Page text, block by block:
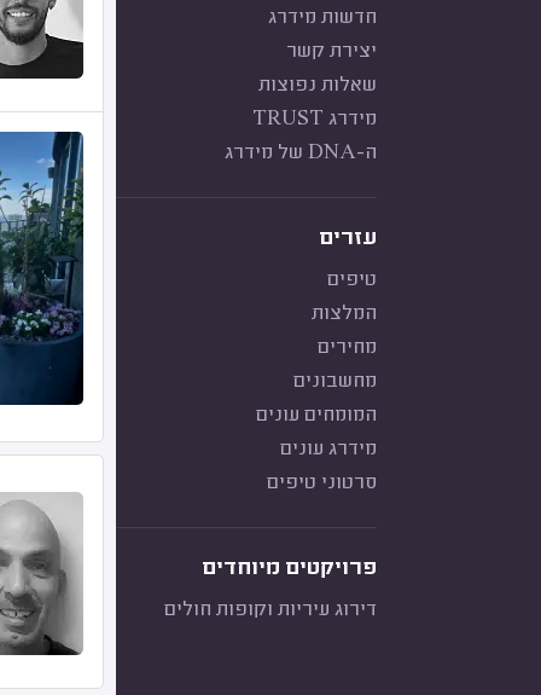
חדשות מידרג
יצירת קשר
שאלות נפוצות
מידרג TRUST
ה-DNA של מידרג
עזרים
טיפים
המלצות
מחירים
מחשבונים
המומחים עונים
מידרג עונים
סרטוני טיפים
פרויקטים מיוחדים
דירוג עיריות וקופות חולים